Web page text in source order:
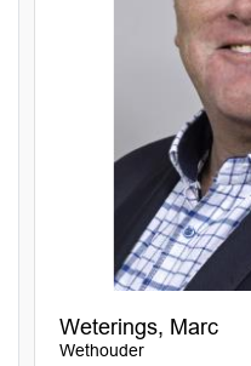
Weterings, Marc
Wethouder